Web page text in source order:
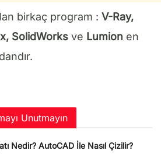
birkaç program : V-Ray,
SolidWorks ve Lumion en
Unutmayın
Nedir? AutoCAD İle Nasıl Çizilir?